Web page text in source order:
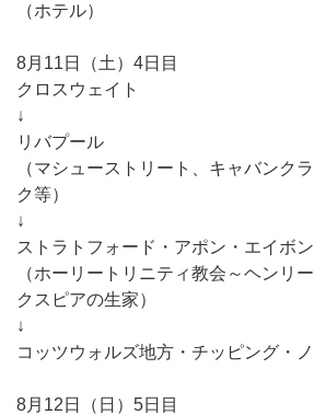
（ホテル）
8月11日（土）4日目
クロスウェイト
↓
リバプール
（マシューストリート、キャバンク
ク等）
↓
ストラトフォード・アポン・エイボン
（ホーリートリニティ教会～ヘンリ
クスピアの生家）
↓
コッツウォルズ地方・チッピング・
8月12日（日）5日目